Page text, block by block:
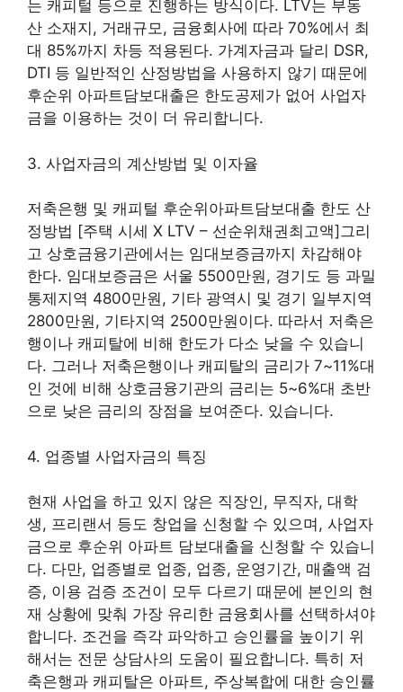
는 캐피털 등으로 진행하는 방식이다. LTV는 부동
산 소재지, 거래규모, 금융회사에 따라 70%에서 최
대 85%까지 차등 적용된다. 가계자금과 달리 DSR,
DTI 등 일반적인 산정방법을 사용하지 않기 때문에
후순위 아파트담보대출은 한도공제가 없어 사업자
금을 이용하는 것이 더 유리합니다.
3. 사업자금의 계산방법 및 이자율
저축은행 및 캐피털 후순위아파트담보대출 한도 산
정방법 [주택 시세 X LTV – 선순위채권최고액]그리
고 상호금융기관에서는 임대보증금까지 차감해야
한다. 임대보증금은 서울 5500만원, 경기도 등 과밀
통제지역 4800만원, 기타 광역시 및 경기 일부지역
2800만원, 기타지역 2500만원이다. 따라서 저축은
행이나 캐피탈에 비해 한도가 다소 낮을 수 있습니
다. 그러나 저축은행이나 캐피탈의 금리가 7~11%대
인 것에 비해 상호금융기관의 금리는 5~6%대 초반
으로 낮은 금리의 장점을 보여준다. 있습니다.
4. 업종별 사업자금의 특징
현재 사업을 하고 있지 않은 직장인, 무직자, 대학
생, 프리랜서 등도 창업을 신청할 수 있으며, 사업자
금으로 후순위 아파트 담보대출을 신청할 수 있습니
다. 다만, 업종별로 업종, 업종, 운영기간, 매출액 검
증, 이용 검증 조건이 모두 다르기 때문에 본인의 현
재 상황에 맞춰 가장 유리한 금융회사를 선택하셔야
합니다. 조건을 즉각 파악하고 승인률을 높이기 위
해서는 전문 상담사의 도움이 필요합니다. 특히 저
축은행과 캐피탈은 아파트, 주상복합에 대한 승인률